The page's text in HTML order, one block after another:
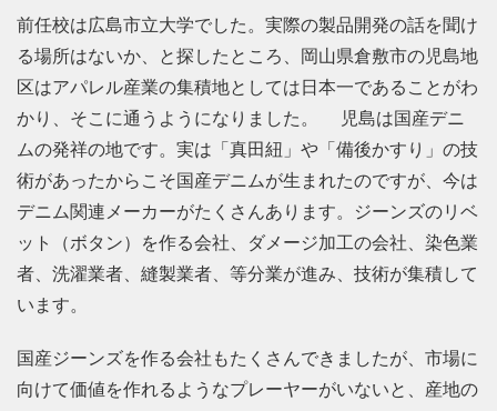
前任校は広島市立大学でした。実際の製品開発の話を聞け
る場所はないか、と探したところ、岡山県倉敷市の児島地
区はアパレル産業の集積地としては日本一であることがわ
かり、そこに通うようになりました。 児島は国産デニ
ムの発祥の地です。実は「真田紐」や「備後かすり」の技
術があったからこそ国産デニムが生まれたのですが、今は
デニム関連メーカーがたくさんあります。ジーンズのリベ
ット（ボタン）を作る会社、ダメージ加工の会社、染色業
者、洗濯業者、縫製業者、等分業が進み、技術が集積して
います。
国産ジーンズを作る会社もたくさんできましたが、市場に
向けて価値を作れるようなプレーヤーがいないと、産地の